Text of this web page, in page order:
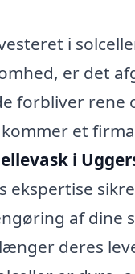
i
er det
forbliver rene
et
i
ekspertise
af dine
deres